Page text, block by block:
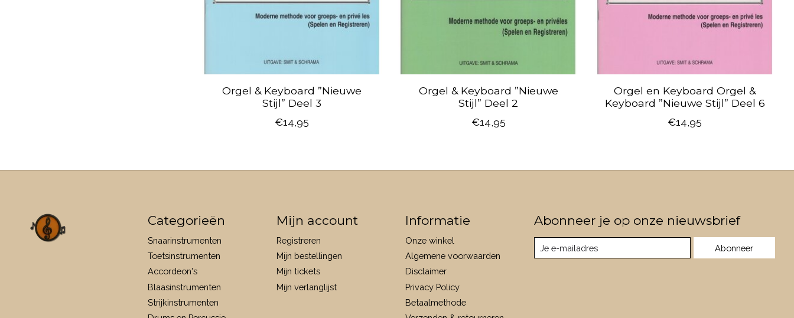
Orgel & Keyboard ”Nieuwe
Stijl” Deel 3
€14,95
Orgel & Keyboard ”Nieuwe
Stijl” Deel 2
€14,95
Orgel en Keyboard Orgel &
Keyboard ”Nieuwe Stijl” Deel 6
€14,95
Categorieën
Snaarinstrumenten
Toetsinstrumenten
Accordeon's
Blaasinstrumenten
Strijkinstrumenten
Mijn account
Registreren
Mijn bestellingen
Mijn tickets
Mijn verlanglijst
Informatie
Onze winkel
Algemene voorwaarden
Disclaimer
Privacy Policy
Betaalmethode
Abonneer je op onze nieuwsbrief
Abonneer